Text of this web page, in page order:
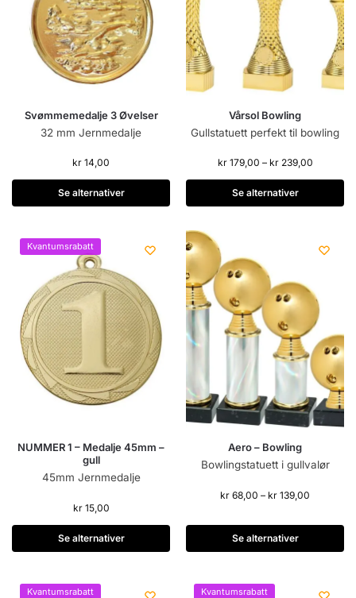
Svømmemedalje 3 Øvelser
32 mm Jernmedalje
kr 14,00
Se alternativer
Vårsol Bowling
Gullstatuett perfekt til bowling
kr179,00 – kr239,00
Se alternativer
Kvantumsrabatt
NUMMER 1 – Medalje 45mm –
gull
45mm Jernmedalje
kr15,00
Se alternativer
Aero – Bowling
Bowlingstatuett i gullvalør
kr 68,00 – kr 139,00
Se alternativer
Kvantumsrabatt Kvantumsrabatt